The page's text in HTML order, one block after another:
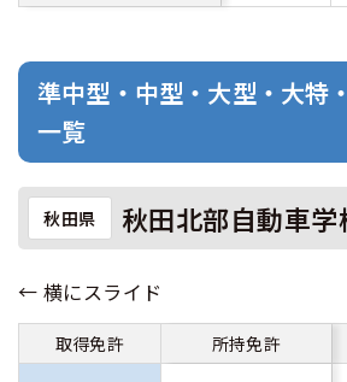
準中型・中型・大型・大特
一覧
秋田県 秋田北部自動車学
取得免許 所持免許